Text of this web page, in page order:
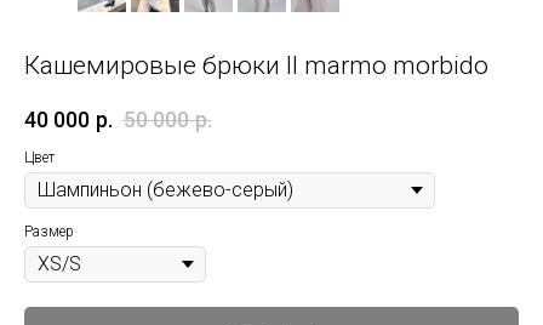
Кашемировые брюки Il marmo morbido
40 000 р. 50 000 р.
Цвет
Размер